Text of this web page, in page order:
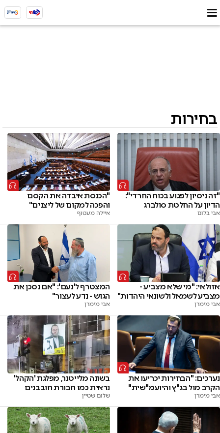
בחירות
"זה ניסיון לפגוע בכוח החרדי":
הדיון על החלטת סולברג
אבי בלום
"הכנסת איבדה את הקסם
והפכה למקום של ליצנים"
איילה מעטוף
אזולאי: "מי שלא מצביע -
מצביע לשמאל ולשונאי היהדות"
אבי מימרן
המצטרף ל'נעם': "אם נסכן את
הגוש - נדע לעצור"
אבי מימרן
נערכים: "הבחירות יכריעו את
הקרב מול בג"ץ והיועמ"שית"
אבי מימרן
בשונה מלייטנר, מפלגת 'הקהל'
נראית כמו חבורת חובבנים
שלום שטיין